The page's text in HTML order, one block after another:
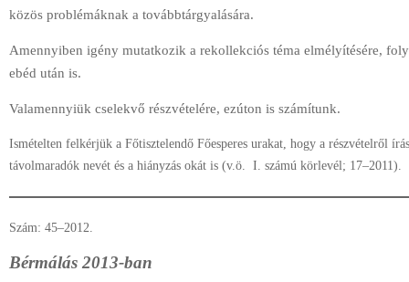
közös problémáknak a továbbtárgyalására.
Amennyiben igény mutatkozik a rekollekciós téma elmélyítésére,
ebéd után is.
Valamennyiük cselekvő részvételére, ezúton is számítunk.
Ismételten felkérjük a Főtisztelendő Főesperes urakat, hogy a részvételről
távolmaradók nevét és a hiányzás okát is (v.ö. I. számú körlevél; 17–2011).
Szám: 45–2012.
Bérmálás 2013-ban